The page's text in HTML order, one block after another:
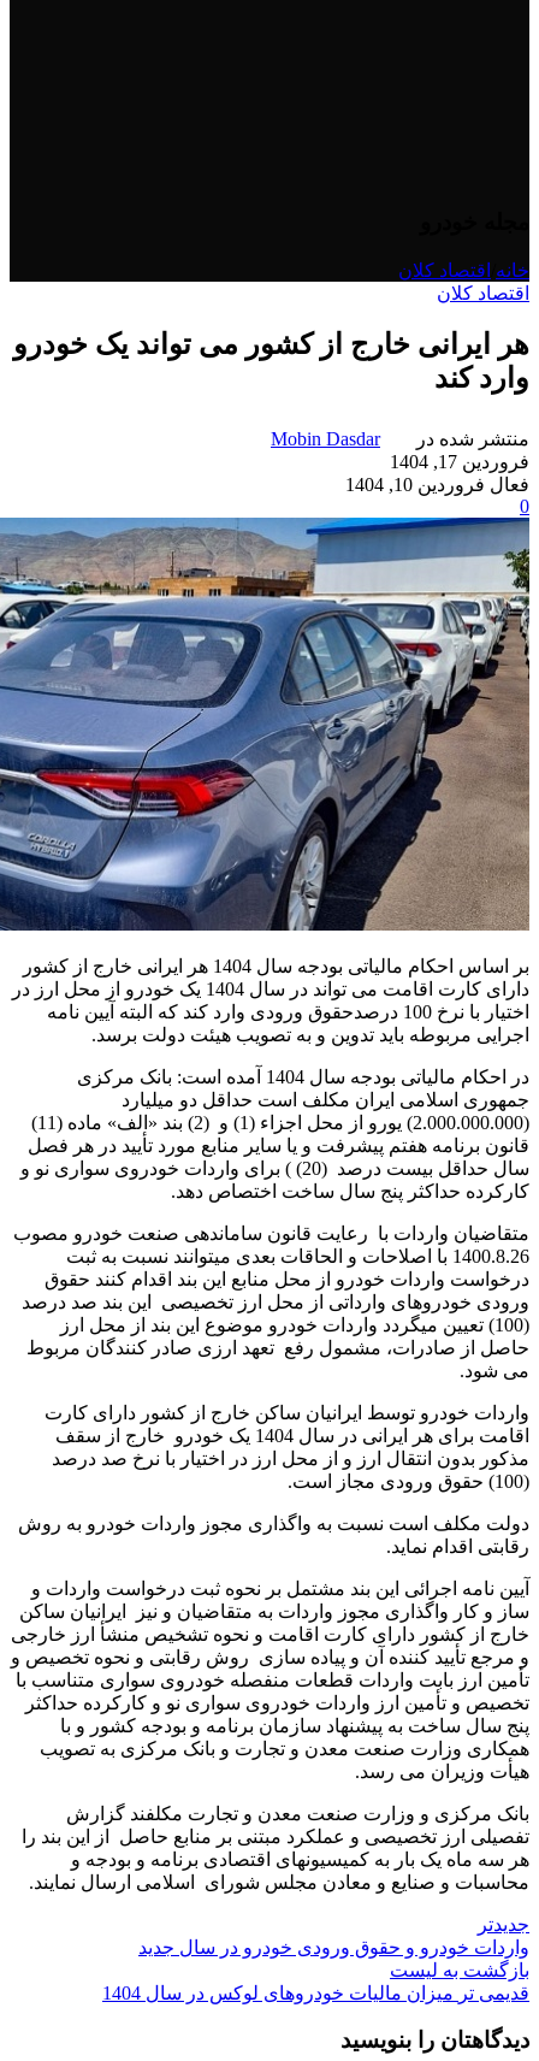
خانه اقتصاد کلان
اقتصاد کلان
هر ایرانی خارج از کشور می تواند یک خودرو
وارد کند
منتشر شده در
Mobin Dasdar
فروردین 17, 1404
فعال فروردین 10, 1404
0
بر اساس احکام مالیاتی بودجه سال 1404 هر ایرانی خارج از کشور
دارای کارت اقامت می تواند در سال 1404 یک خودرو از محل ارز در
اختیار با نرخ 100 درصدحقوق ورودی وارد کند که البته آیین نامه
اجرایی مربوطه باید تدوین و به تصویب هیئت دولت برسد.
در احکام مالیاتی بودجه سال 1404 آمده است: بانک مرکزی
جمهوری اسلامی ایران مکلف است حداقل دو میلیارد
(2.000.000.000) یورو از محل اجزاء (1) و (2) بند «الف» ماده (11)
قانون برنامه هفتم پیشرفت و یا سایر منابع مورد تأیید در هر فصل
سال حداقل بیست درصد (20) ) برای واردات خودروی سواری نو و
کارکرده حداکثر پنج سال ساخت اختصاص دهد.
متقاضیان واردات با رعایت قانون ساماندهی صنعت خودرو مصوب
1400.8.26 با اصلاحات و الحاقات بعدی میتوانند نسبت به ثبت
درخواست واردات خودرو از محل منابع این بند اقدام کنند حقوق
ورودی خودروهای وارداتی از محل ارز تخصیصی این بند صد درصد
(100) تعیین میگردد واردات خودرو موضوع این بند از محل ارز
حاصل از صادرات، مشمول رفع تعهد ارزی صادر کنندگان مربوط
می شود.
واردات خودرو توسط ایرانیان ساکن خارج از کشور دارای کارت
اقامت برای هر ایرانی در سال 1404 یک خودرو خارج از سقف
مذکور بدون انتقال ارز و از محل ارز در اختیار با نرخ صد درصد
(100) حقوق ورودی مجاز است.
دولت مکلف است نسبت به واگذاری مجوز واردات خودرو به روش
رقابتی اقدام نماید.
آیین نامه اجرائی این بند مشتمل بر نحوه ثبت درخواست واردات و
ساز و کار واگذاری مجوز واردات به متقاضیان و نیز ایرانیان ساکن
خارج از کشور دارای کارت اقامت و نحوه تشخیص منشأ ارز خارجی
و مرجع تأیید کننده آن و پیاده سازی روش رقابتی و نحوه تخصیص و
تأمین ارز بابت واردات قطعات منفصله خودروی سواری متناسب با
تخصیص و تأمین ارز واردات خودروی سواری نو و کارکرده حداکثر
پنج سال ساخت به پیشنهاد سازمان برنامه و بودجه کشور و با
همکاری وزارت صنعت معدن و تجارت و بانک مرکزی به تصویب
هیأت وزیران می رسد.
بانک مرکزی و وزارت صنعت معدن و تجارت مکلفند گزارش
تفصیلی ارز تخصیصی و عملکرد مبتنی بر منابع حاصل از این بند را
هر سه ماه یک بار به کمیسیونهای اقتصادی برنامه و بودجه و
محاسبات و صنایع و معادن مجلس شورای اسلامی ارسال نمایند.
جدیدتر
واردات خودرو و حقوق ورودی خودرو در سال جدید
بازگشت به لیست
قدیمی تر میزان مالیات خودروهای لوکس در سال 1404
دیدگاهتان را بنویسید